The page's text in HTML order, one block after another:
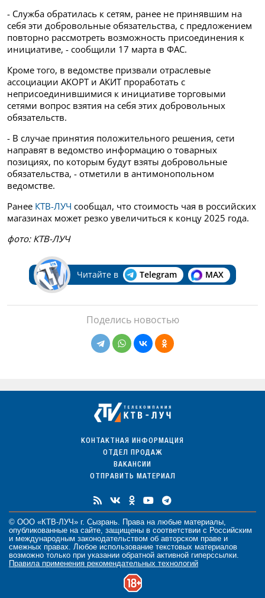
- Служба обратилась к сетям, ранее не принявшим на
себя эти добровольные обязательства, с предложением
повторно рассмотреть возможность присоединения к
инициативе, - сообщили 17 марта в ФАС.
Кроме того, в ведомстве призвали отраслевые
ассоциации АКОРТ и АКИТ проработать с
неприсоединившимися к инициативе торговыми
сетями вопрос взятия на себя этих добровольных
обязательств.
- В случае принятия положительного решения, сети
направят в ведомство информацию о товарных
позициях, по которым будут взяты добровольные
обязательства, - отметили в антимонопольном
ведомстве.
Ранее КТВ-ЛУЧ сообщал, что стоимость чая в российских
магазинах может резко увеличиться к концу 2025 года.
фото: КТВ-ЛУЧ
Читайте в Telegram MAX
Поделись новостью
КОНТАКТНАЯ ИНФОРМАЦИЯ
ОТДЕЛ ПРОДАЖ
ВАКАНСИИ
ОТПРАВИТЬ МАТЕРИАЛ
© ООО «КТВ-ЛУЧ» г. Сызрань. Права на любые материалы,
опубликованные на сайте, защищены в соответствии с Российским
и международным законодательством об авторском праве и
смежных правах. Любое использование текстовых материалов
возможно только при указании обратной активной гиперссылки.
Правила применения рекомендательных технологий